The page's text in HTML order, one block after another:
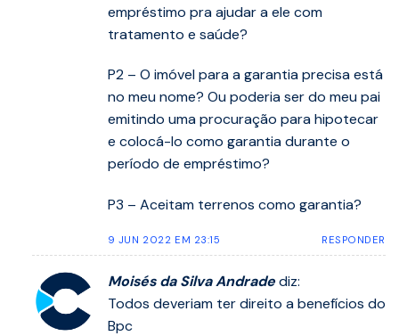
empréstimo pra ajudar a ele com
tratamento e saúde?
P2 – O imóvel para a garantia precisa está
no meu nome? Ou poderia ser do meu pai
emitindo uma procuração para hipotecar
e colocá-lo como garantia durante o
período de empréstimo?
P3 – Aceitam terrenos como garantia?
9 JUN 2022 EM 23:15 RESPONDER
Moisés da Silva Andrade diz:
Todos deveriam ter direito a benefícios do
Bpc